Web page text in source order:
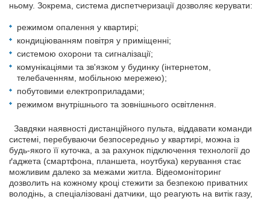
ньому. Зокрема, система диспетчеризації дозволяє керувати:
режимом опалення у квартирі;
кондиціюванням повітря у приміщенні;
системою охорони та сигналізації;
комунікаціями та зв'язком у будинку (інтернетом,
телебаченням, мобільною мережею);
побутовими електроприладами;
режимом внутрішнього та зовнішнього освітлення.
Завдяки наявності дистанційного пульта, віддавати команди
системі, перебуваючи безпосередньо у квартирі, можна із
будь-якого її куточка, а за рахунок підключення технології до
ґаджета (смартфона, планшета, ноутбука) керування стає
можливим далеко за межами житла. Відеомоніторинг
дозволить на кожному кроці стежити за безпекою приватних
володінь, а спеціалізовані датчики, що реагують на витік газу,